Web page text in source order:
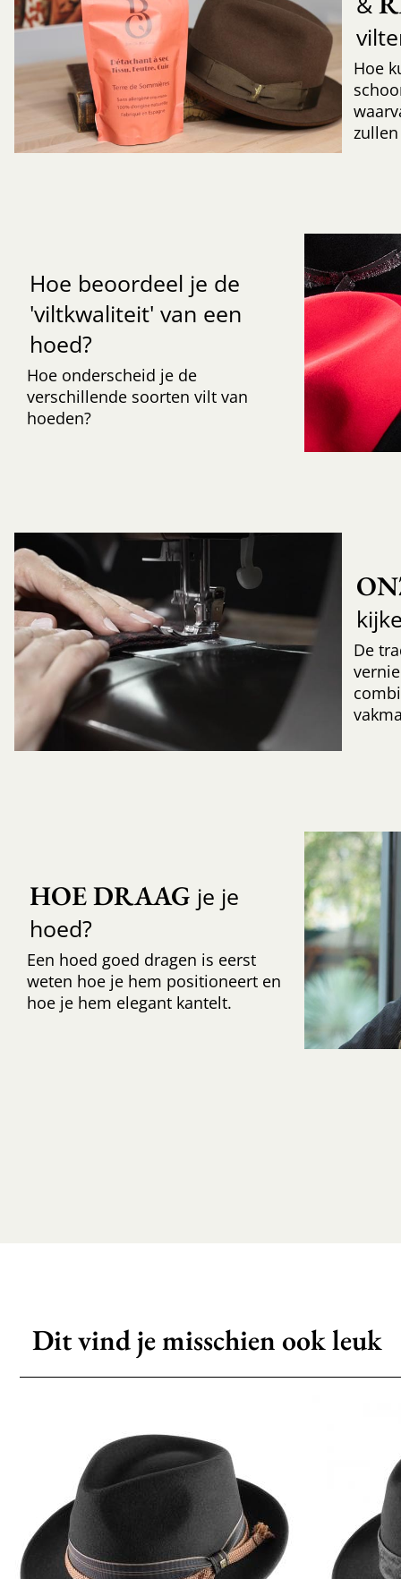
Hoe
Hoe beoordeel je de
'viltkwaliteit' van een
hoed?
Hoe onderscheid je de
verschillende soorten vilt van
hoeden?
De
HOE DRAAG je je
hoed?
Een hoed goed dragen is eerst
weten hoe je hem positioneert en
hoe je hem elegant kantelt.
Dit vind je misschien ook leuk